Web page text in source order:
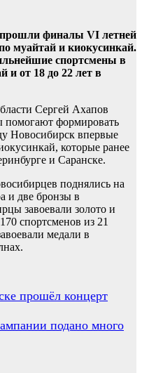
финалы VI летней
муайтай и киокусинкай.
спортсмены в
и от 18 до 22 лет в
Сергей Ахапов
помогают формировать
Новосибирск впервые
которые ранее
и Саранске.
поднялись на
и две бронзы в
завоевали золото и
спортсменов из 21
медали в
прошёл концерт
подано много